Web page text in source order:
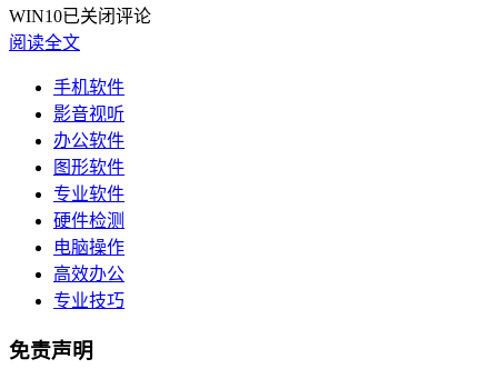
WIN10已关闭评论
阅读全文
手机软件
影音视听
办公软件
图形软件
专业软件
硬件检测
电脑操作
高效办公
专业技巧
免责声明